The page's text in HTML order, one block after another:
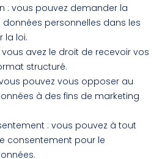
: vous pouvez demander la
personnelles dans les
la loi.
avez le droit de recevoir vos
structuré.
pouvez vous opposer au
à des fins de marketing
: vous pouvez à tout
consentement pour le